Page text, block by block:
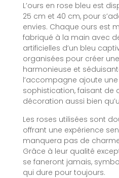
L’ours en rose bleu est
25 cm et 40 cm, pour
envies. Chaque ours est
fabriqué à la main avec
artificielles d’un bleu
organisées pour créer
harmonieuse et
l’accompagne ajoute
sophistication, faisant de
décoration aussi bien
Les roses utilisées sont
offrant une expérience
manquera pas de
Grâce à leur qualité
se faneront jamais,
qui dure pour toujours.